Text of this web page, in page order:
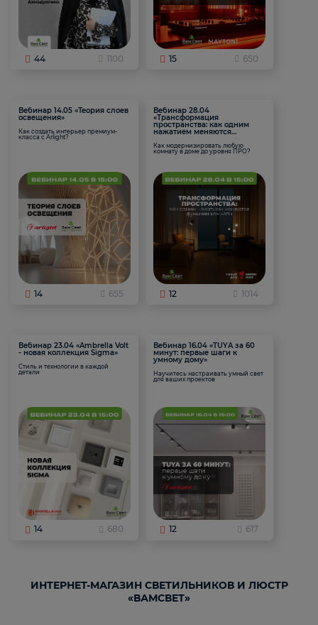
44 1100 15 650
Вебинар 14.05 «Теория слоев
освещения»
Как создать интерьер премиум-
класса с Arlight?
14 655
Вебинар 28.04
«Трансформация
пространства: как одним
нажатием меняются
Как модернизировать любую
комнату в доме до уровня ПРО?
12 1014
Вебинар 23.04 «Ambrella Volt
- новая коллекция Sigma»
Стиль и технологии в каждой
детали
14 680
Вебинар 16.04 «TUYA за 60
минут: первые шаги к
умному дому»
Научитесь настраивать умный свет
для ваших проектов
12 617
ИНТЕРНЕТ-МАГАЗИН СВЕТИЛЬНИКОВ И ЛЮСТР
«ВАМСВЕТ»